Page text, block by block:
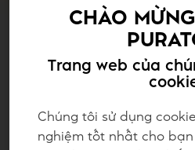
CHÀO
Trang web của
Chúng tôi sử dụng
nghiệm tốt nhất cho